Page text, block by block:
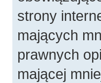
strony
mających
prawnych
mającej